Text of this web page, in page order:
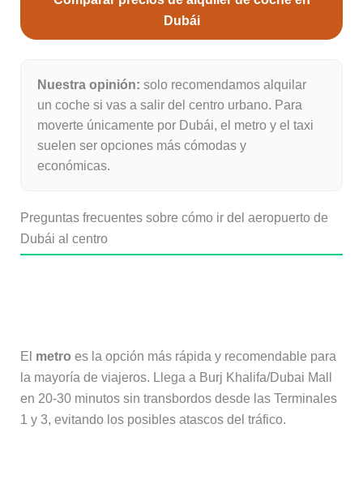
Dubái
Nuestra opinión: solo recomendamos alquilar
un coche si vas a salir del centro urbano. Para
moverte únicamente por Dubái, el metro y el taxi
suelen ser opciones más cómodas y
económicas.
Preguntas frecuentes sobre cómo ir del aeropuerto de
Dubái al centro
El metro es la opción más rápida y recomendable para
la mayoría de viajeros. Llega a Burj Khalifa/Dubai Mall
en 20-30 minutos sin transbordos desde las Terminales
1 y 3, evitando los posibles atascos del tráfico.